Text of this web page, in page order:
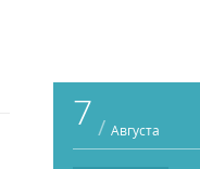
7 / Августа